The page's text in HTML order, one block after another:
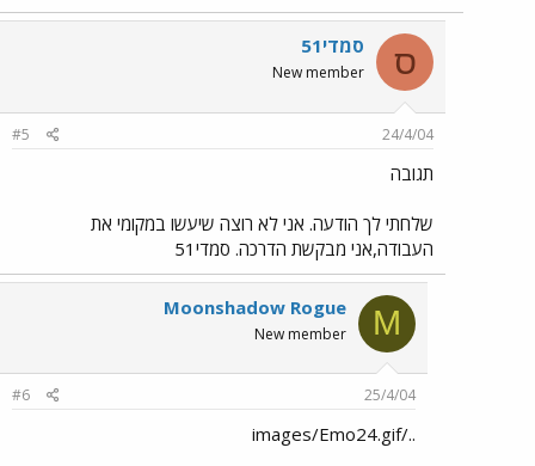
ס סמדי51
New member
24/4/04
#5
תגובה
שלחתי לך הודעה. אני לא רוצה שיעשו במקומי את
העבודה,אני מבקשת הדרכה. סמדי51
M
Moonshadow Rogue
New member
25/4/04
#6
../images/Emo24.gif